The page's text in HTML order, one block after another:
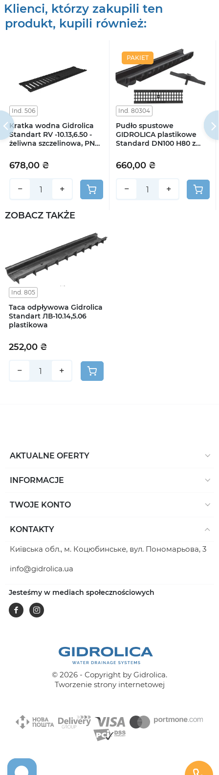
Klienci, którzy zakupili ten
produkt, kupili również:
Ind. 506
Kratka wodna Gidrolica
Standart RV -10.13,6.50 -
żeliwna szczelinowa, PN
678,00 ₴
− +
Ind. 80304
Pudło spustowe
GIDROLICA plastikowe
Standard DN100 H80 z
80304
660,00 ₴
− +
PAKIET
ZOBACZ TAKŻE
Ind. 805
Taca odpływowa Gidrolica
Standart ЛВ-10.14,5.06
plastikowa
252,00 ₴
− +
AKTUALNE OFERTY
INFORMACJE
TWOJE KONTO
KONTAKTY
Київська обл., м. Коцюбинське, вул. Пономарьова, 3
info@gidrolica.ua
Jesteśmy w mediach społecznościowych
FacebookInstagram
© 2026 - Copyright by Gidrolica.
Tworzenie strony internetowej